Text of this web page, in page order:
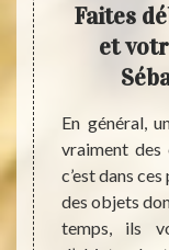
ce
et
de
de
Faites
et
En général,
vraiment des
c’est dans
des objets
temps, ils